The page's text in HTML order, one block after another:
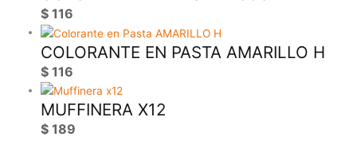
$ 116
COLORANTE EN PASTA AMARILLO H
$ 116
MUFFINERA X12
$ 189